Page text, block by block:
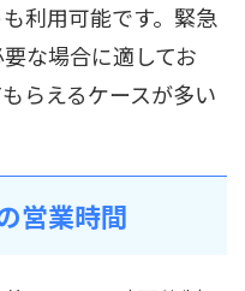
利用可能です。緊急
な場合に適してお
らえるケースが多い
営業時間